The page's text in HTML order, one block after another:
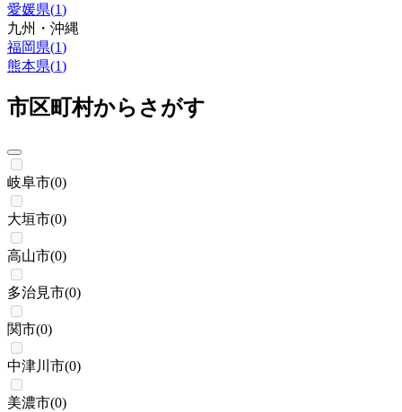
愛媛県(1)
九州・沖縄
福岡県(1)
熊本県(1)
市区町村からさがす
岐阜市(0)
大垣市(0)
高山市(0)
多治見市(0)
関市(0)
中津川市(0)
美濃市(0)